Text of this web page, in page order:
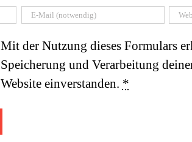
Mit der Nutzung dieses Formulars
Speicherung und Verarbeitung
Website einverstanden. *